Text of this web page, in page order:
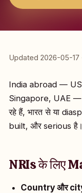
Updated 2026-05-17
India abroad —
Singapore, UAE —
रहे हैं, भारत से या
built, और serious है।
NRIs के लिए
Country और